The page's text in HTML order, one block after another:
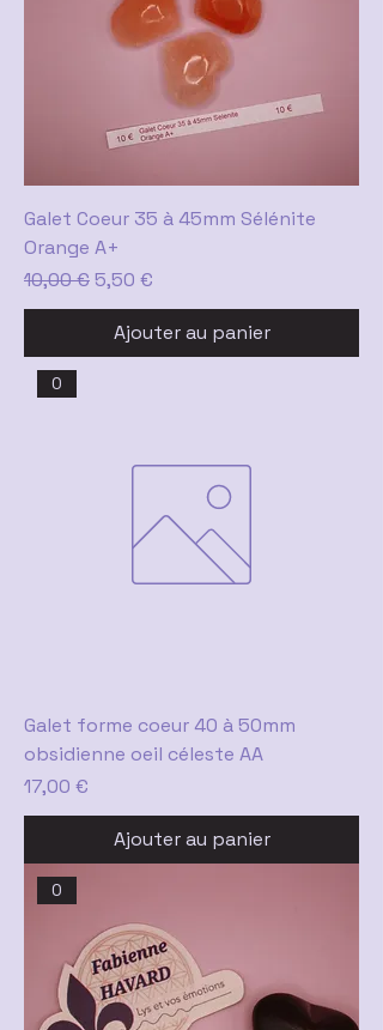
Galet Coeur 35 à 45mm Sélénite
Orange A+
Prix original
10,00 € Prix promotionnel
5,50 €
Ajouter au panier
0
Galet forme coeur 40 à 50mm
obsidienne oeil céleste AA
Prix
17,00 €
Ajouter au panier
0